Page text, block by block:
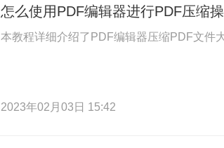
怎么使用PDF编辑器进行PDF压缩
本教程详细介绍了PDF编辑器压缩PDF文件
2023年02月03日 15:42